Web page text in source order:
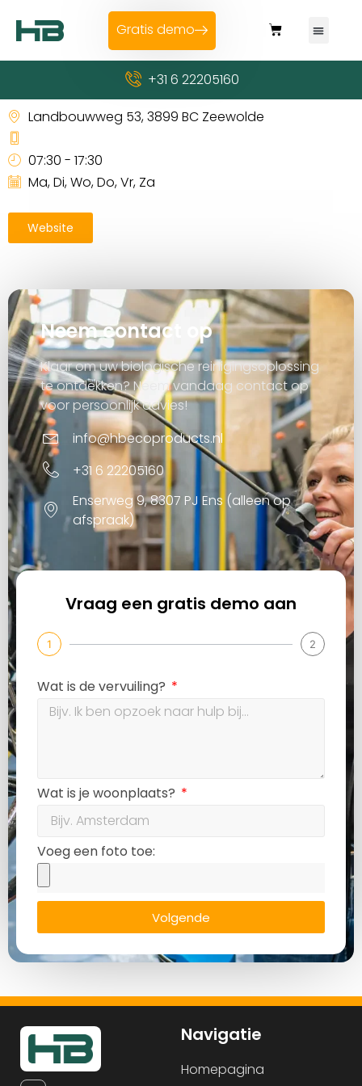
Gratis demo
+31 6 22205160
GroeNoord Zeewolde
Landbouwweg 53, 3899 BC Zeewolde
07:30 - 17:30
Ma, Di, Wo, Do, Vr, Za
Website
Neem contact op
Klaar om uw biologische reinigingsoplossing
te ontdekken? Neem vandaag contact op
voor persoonlijk advies!
info@hbecoproducts.nl
+31 6 22205160
Enserweg 9, 8307 PJ Ens (alleen op
afspraak)
Vraag een gratis demo aan
1 2
Wat is de vervuiling?
Wat is je woonplaats?
Voeg een foto toe:
Volgende
Navigatie
Homepagina